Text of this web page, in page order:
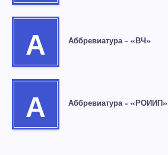
А Аббревиатура – «ВЧ»
А Аббревиатура – «РОИИП»